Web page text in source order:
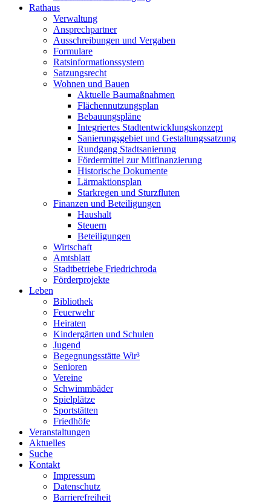
Rathaus
Verwaltung
Ansprechpartner
Ausschreibungen und Vergaben
Formulare
Ratsinformationssystem
Satzungsrecht
Wohnen und Bauen
Aktuelle Baumaßnahmen
Flächennutzungsplan
Bebauungspläne
Integriertes Stadtentwicklungskonzept
Sanierungsgebiet und Gestaltungssatzung
Rundgang Stadtsanierung
Fördermittel zur Mitfinanzierung
Historische Dokumente
Lärmaktionsplan
Starkregen und Sturzfluten
Finanzen und Beteiligungen
Haushalt
Steuern
Beteiligungen
Wirtschaft
Amtsblatt
Stadtbetriebe Friedrichroda
Förderprojekte
Leben
Bibliothek
Feuerwehr
Heiraten
Kindergärten und Schulen
Jugend
Begegnungsstätte Wir³
Senioren
Vereine
Schwimmbäder
Spielplätze
Sportstätten
Friedhöfe
Veranstaltungen
Aktuelles
Suche
Kontakt
Impressum
Datenschutz
Barrierefreiheit